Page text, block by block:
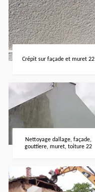
Crépit sur façade et muret 22
Nettoyage dallage, façade,
gouttiere, muret, toiture 22